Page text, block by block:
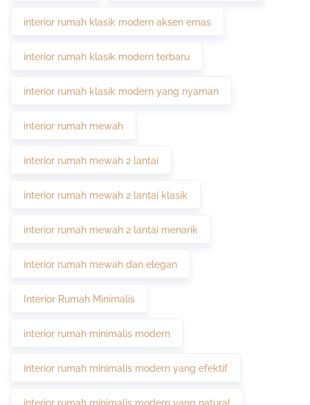
interior rumah klasik modern aksen emas
interior rumah klasik modern terbaru
interior rumah klasik modern yang nyaman
interior rumah mewah
interior rumah mewah 2 lantai
interior rumah mewah 2 lantai klasik
interior rumah mewah 2 lantai menarik
interior rumah mewah dan elegan
Interior Rumah Minimalis
interior rumah minimalis modern
interior rumah minimalis modern yang efektif
interior rumah minimalis modern yang natural